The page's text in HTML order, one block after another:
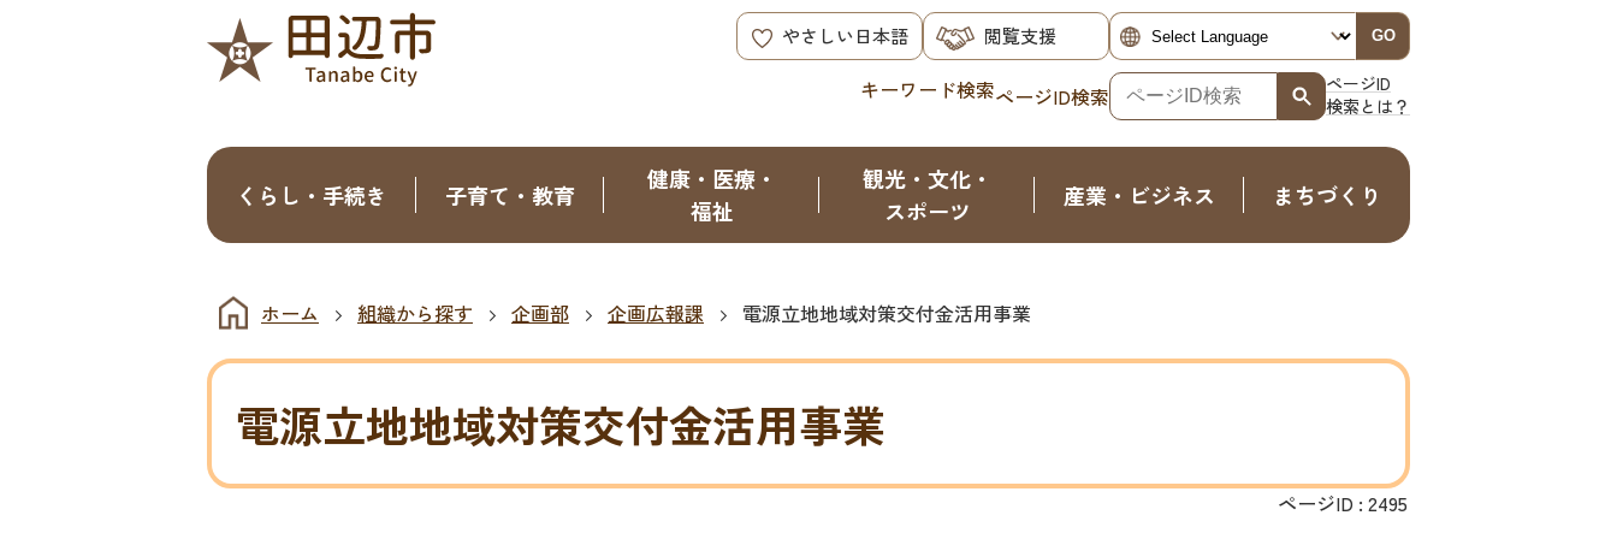
やさしい日本語 閲覧支援 GO
キーワード検索ページID検索
ページID
検索とは？
くらし・手続き 子育て・教育
健康・医療・
福祉
観光・文化・
スポーツ
産業・ビジネス まちづくり
ホーム 組織から探す 企画部 企画広報課 電源立地地域対策交付金活用事業
電源立地地域対策交付金活用事業
ページID : 2495